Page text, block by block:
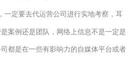
一定要去代运营公司进行实地考察， 耳
案例还是团队，网络上信息不是一定是
都是在一些有影响力的自媒体平台或者